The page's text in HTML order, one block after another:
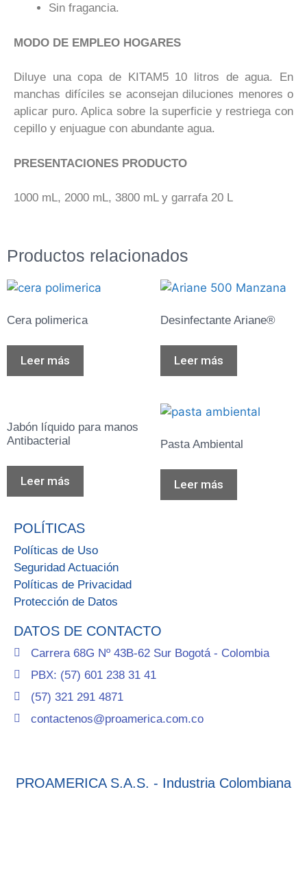
Sin fragancia.
MODO DE EMPLEO HOGARES
Diluye una copa de KITAM5 10 litros de agua. En
manchas difíciles se aconsejan diluciones menores o
aplicar puro. Aplica sobre la superficie y restriega con
cepillo y enjuague con abundante agua.
PRESENTACIONES PRODUCTO
1000 mL, 2000 mL, 3800 mL y garrafa 20 L
Productos relacionados
Cera polimerica
Leer más
Desinfectante Ariane®
Leer más
Jabón líquido para manos
Antibacterial
Leer más
Pasta Ambiental
Leer más
POLÍTICAS
Políticas de Uso
Seguridad Actuación
Políticas de Privacidad
Protección de Datos
DATOS DE CONTACTO
Carrera 68G Nº 43B-62 Sur Bogotá - Colombia
PBX: (57) 601 238 31 41
(57) 321 291 4871
contactenos@proamerica.com.co
PROAMERICA S.A.S. - Industria Colombiana